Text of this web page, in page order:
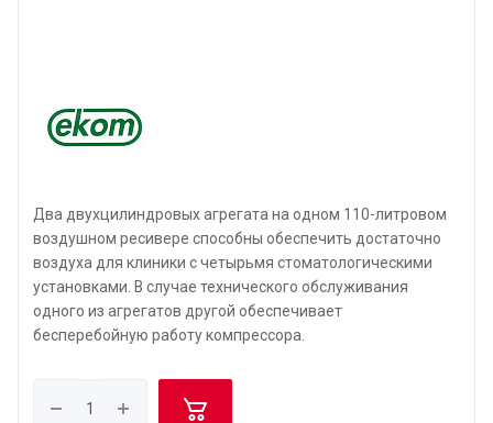
Два двухцилиндровых агрегата на одном 110-литровом
воздушном ресивере способны обеспечить достаточно
воздуха для клиники с четырьмя стоматологическими
установками. В случае технического обслуживания
одного из агрегатов другой обеспечивает
бесперебойную работу компрессора.